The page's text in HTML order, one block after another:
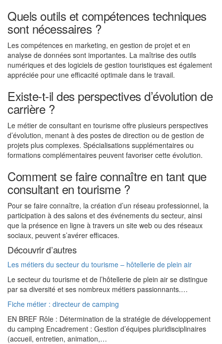
Quels outils et compétences techniques
sont nécessaires ?
Les compétences en marketing, en gestion de projet et en
analyse de données sont importantes. La maîtrise des outils
numériques et des logiciels de gestion touristiques est également
appréciée pour une efficacité optimale dans le travail.
Existe-t-il des perspectives d’évolution de
carrière ?
Le métier de consultant en tourisme offre plusieurs perspectives
d’évolution, menant à des postes de direction ou de gestion de
projets plus complexes. Spécialisations supplémentaires ou
formations complémentaires peuvent favoriser cette évolution.
Comment se faire connaître en tant que
consultant en tourisme ?
Pour se faire connaître, la création d’un réseau professionnel, la
participation à des salons et des événements du secteur, ainsi
que la présence en ligne à travers un site web ou des réseaux
sociaux, peuvent s’avérer efficaces.
Découvrir d’autres
Les métiers du secteur du tourisme – hôtellerie de plein air
Le secteur du tourisme et de l’hôtellerie de plein air se distingue
par sa diversité et ses nombreux métiers passionnants.…
Fiche métier : directeur de camping
EN BREF Rôle : Détermination de la stratégie de développement
du camping Encadrement : Gestion d’équipes pluridisciplinaires
(accueil, entretien, animation,…